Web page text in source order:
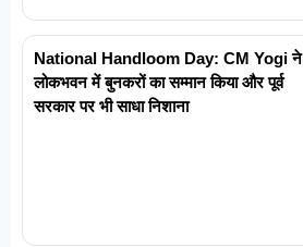
National Handloom Day: CM Yogi ने
लोकभवन में बुनकरों का सम्मान किया और पूर्व
सरकार पर भी साधा निशाना